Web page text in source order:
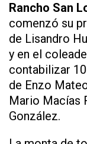
Rancho San
comenzó su
de Lisandro
y en el
contabilizar
de Enzo
Mario Macías
González.